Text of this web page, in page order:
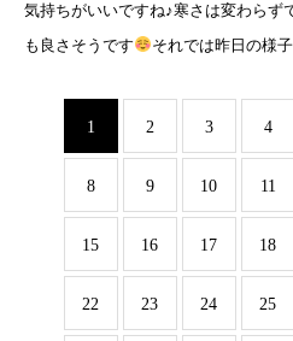
気持ちがいいですね♪寒さは変わらず
も良さそうです
それでは昨日の様
1 2 3 4
8 9 10 11
15 16 17 18
22 23 24 25